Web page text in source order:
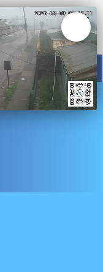
DEPORTES